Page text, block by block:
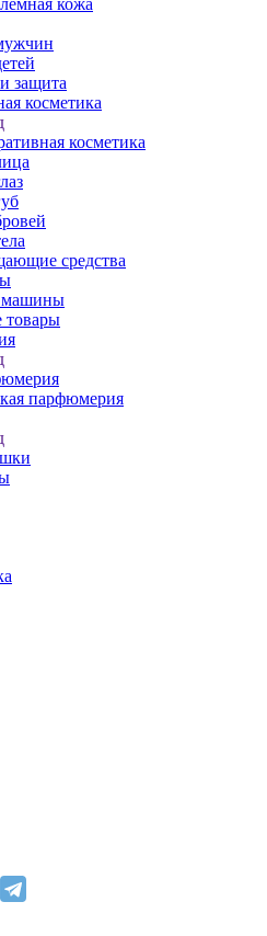
кожа
защита
косметика
косметика
средства
товары
парфюмерия